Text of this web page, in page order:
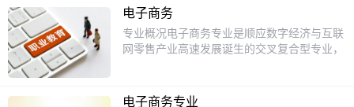
理、跨境电商实务、网店活动策划。就业前
景:从事商品拍摄、视频剪辑、内容运营、AI内
容生成、店铺推广、直播运营、用户管理、客
户服务、跨境贸易及活动策划等岗位工作。城
轨道交通客流组织、城市轨道交通乘客服务、
电子商务
专业概况电子商务专业是顺应数字经济与互联
网零售产业高速发展诞生的交叉复合型专业，
传统商科与信息技术的专业边界，兼顾商务运
电子商务专业